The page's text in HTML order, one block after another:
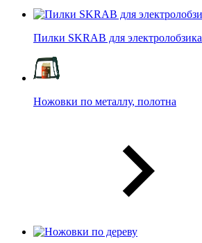
Пилки SKRAB для электролобзика
Ножовки по металлу, полотна